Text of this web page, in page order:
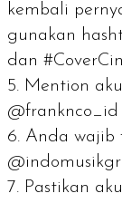
kembali
gunakan
dan
Mention
Anda wajib
Pastikan